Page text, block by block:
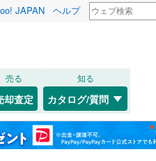
JAPAN ヘルプ
売る
却査定
知る
カタログ/質問
福島
水郡線(20)
上越線(48)
水戸線(6)
七里ケ浜 稲村ケ崎 (3)
きます。